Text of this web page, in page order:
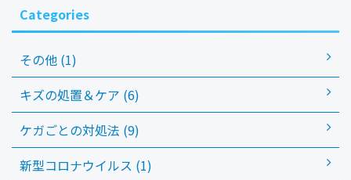
Categories
その他 (1)
キズの処置＆ケア (6)
ケガごとの対処法 (9)
新型コロナウイルス (1)